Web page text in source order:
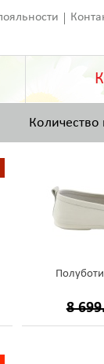
Количество
8